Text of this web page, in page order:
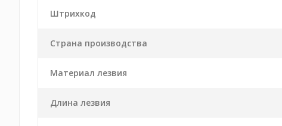
Штрихкод
Страна производства
Материал лезвия
Длина лезвия